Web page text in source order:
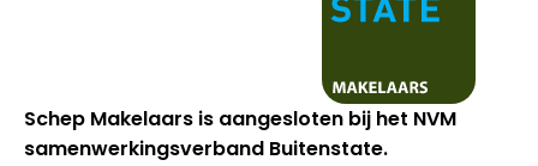
Schep Makelaars is aangesloten bij het NVM
samenwerkingsverband Buitenstate.